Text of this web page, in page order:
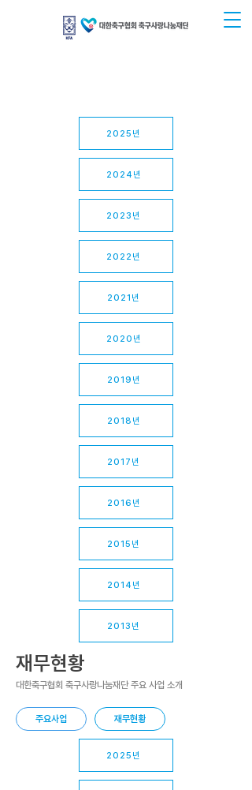
2025년
2024년
2023년
2022년
2021년
2020년
2019년
2018년
2017년
2016년
2015년
2014년
2013년
재무현황
대한축구협회 축구사랑나눔재단 주요 사업 소개
주요사업 재무현황
2025년